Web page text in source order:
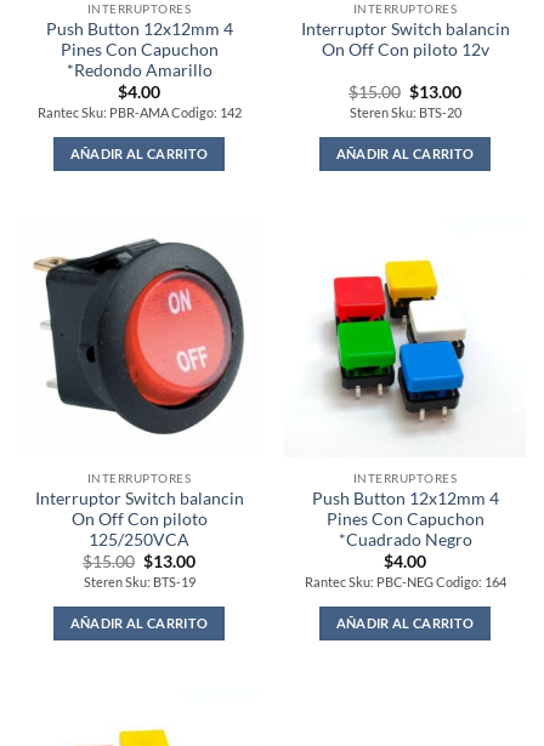
INTERRUPTORES
Push Button 12x12mm 4
Pines Con Capuchon
*Redondo Amarillo
$4.00
Rantec Sku: PBR-AMA Codigo: 142
AÑADIR AL CARRITO
INTERRUPTORES
Interruptor Switch balancin
On Off Con piloto 12v
$15.00 Original
price
was:
$15.00.
$13.00Current
price
is:
$13.00.
Steren Sku: BTS-20
AÑADIR AL CARRITO
INTERRUPTORES
Interruptor Switch balancin
On Off Con piloto
125/250VCA
$15.00 Original
price
was:
$15.00.
$13.00Current
price
$13.00.
Steren Sku: BTS-19
AÑADIR AL CARRITO
INTERRUPTORES
Push Button 12x12mm 4
Pines Con Capuchon
*Cuadrado Negro
$4.00
Rantec Sku: PBC-NEG Codigo: 164
AÑADIR AL CARRITO